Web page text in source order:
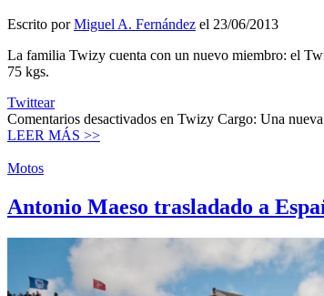
Escrito porMiguel A. Fernández el 23/06/2013
La familia Twizy cuenta con un nuevo miembro: el
75 kgs.
Twittear
Comentarios desactivados en Twizy Cargo: Una
LEER MÁS >>
Motos
Antonio Maeso trasladado a